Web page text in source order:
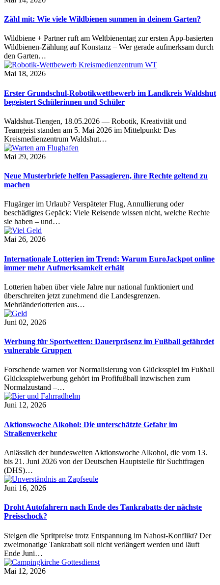
Zähl mit: Wie viele Wildbienen summen in deinem Garten?
Wildbiene + Partner ruft am Weltbienentag zur ersten App-basierten
Wildbienen-Zählung auf Konstanz – Wer gerade aufmerksam durch
den Garten…
Mai 18, 2026
Erster Grundschul-Robotikwettbewerb im Landkreis Waldshut
begeistert Schülerinnen und Schüler
Waldshut-Tiengen, 18.05.2026 — Robotik, Kreativität und
Teamgeist standen am 5. Mai 2026 im Mittelpunkt: Das
Kreismedienzentrum Waldshut…
Mai 29, 2026
Neue Musterbriefe helfen Passagieren, ihre Rechte geltend zu
machen
Flugärger im Urlaub? Verspäteter Flug, Annullierung oder
beschädigtes Gepäck: Viele Reisende wissen nicht, welche Rechte
sie haben – und…
Mai 26, 2026
Internationale Lotterien im Trend: Warum EuroJackpot online
immer mehr Aufmerksamkeit erhält
Lotterien haben über viele Jahre nur national funktioniert und
überschreiten jetzt zunehmend die Landesgrenzen.
Mehrländerlotterien aus…
Juni 02, 2026
Werbung für Sportwetten: Dauerpräsenz im Fußball gefährdet
vulnerable Gruppen
Forschende warnen vor Normalisierung von Glücksspiel im Fußball
Glücksspielwerbung gehört im Profifußball inzwischen zum
Normalzustand –…
Juni 12, 2026
Aktionswoche Alkohol: Die unterschätzte Gefahr im
Straßenverkehr
Anlässlich der bundesweiten Aktionswoche Alkohol, die vom 13.
bis 21. Juni 2026 von der Deutschen Hauptstelle für Suchtfragen
(DHS)…
Juni 16, 2026
Droht Autofahrern nach Ende des Tankrabatts der nächste
Preisschock?
Steigen die Spritpreise trotz Entspannung im Nahost-Konflikt? Der
zweimonatige Tankrabatt soll nicht verlängert werden und läuft
Ende Juni…
Mai 12, 2026